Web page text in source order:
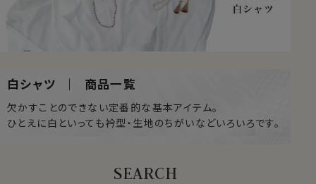
白シャツ ｜ 商品一覧
欠かすことのできない定番的な基本アイテム。
ひとえに白といっても衿型・生地のちがいなどいろいろです。